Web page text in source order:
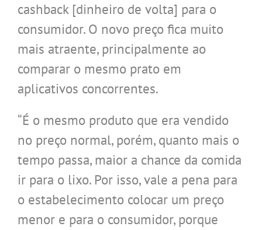
cashback [dinheiro de volta] para o
consumidor. O novo preço fica muito
mais atraente, principalmente ao
comparar o mesmo prato em
aplicativos concorrentes.
“É o mesmo produto que era vendido
no preço normal, porém, quanto mais o
tempo passa, maior a chance da comida
ir para o lixo. Por isso, vale a pena para
o estabelecimento colocar um preço
menor e para o consumidor, porque